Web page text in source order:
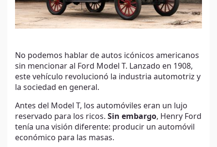
No podemos hablar de autos icónicos americanos
sin mencionar al Ford Model T. Lanzado en 1908,
este vehículo revolucionó la industria automotriz y
la sociedad en general.
Antes del Model T, los automóviles eran un lujo
reservado para los ricos. Sin embargo, Henry Ford
tenía una visión diferente: producir un automóvil
económico para las masas.